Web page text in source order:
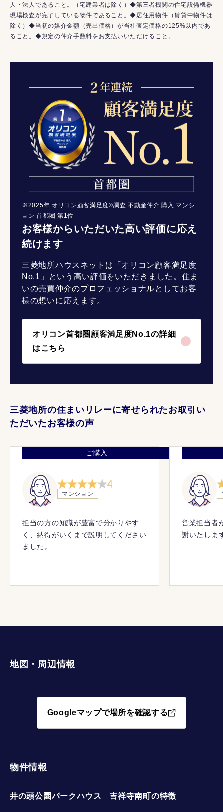
人・法人であること。（宅建業者は除く）◆第三者機関の住宅設備機器
現場検査が完了している物件であること。◆居住用物件（賃貸中物件は
除く）◆当初の媒介金額（売出価格）が当社査定価格の125%以内であ
ること。◆規定の仲介手数料をお支払いいただけること。
お客様からいただいた高い評価に応え
続けます
三菱地所ハウスネットは「オリコン顧客満足度
No.1」という高い評価をいただきました。住ま
いの売買仲介のプロフェッショナルとしてお客
様の想いに応えます。
オリコン首都圏顧客満足度No.1の詳細
はこちら
※2025年 オリコン顧客満足度®調査 不動産仲介 購入 マンシ
ョン 首都圏 第1位
三菱地所の住まいリレーに寄せられたお取引い
ただいたお客様の声
ご購入
4
マンション
担当の方の知識が豊富で分かりやす
く、納得がいくまで説明してください
ました。
営業担当者
謝いたしま
地図・周辺情報
Googleマップで場所を確認する
物件情報
井の頭公園パークハウス 吉祥寺南町の特徴